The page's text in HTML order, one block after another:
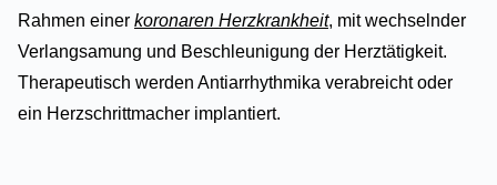
Rahmen einer koronaren Herzkrankheit, mit wechselnder
Verlangsamung und Beschleunigung der Herztätigkeit.
Therapeutisch werden Antiarrhythmika verabreicht oder
ein Herzschrittmacher implantiert.